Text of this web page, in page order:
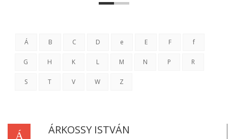
Á B C D e E F f
G H K L M N P R
S T V W Z
Á ÁRKOSSY ISTVÁN